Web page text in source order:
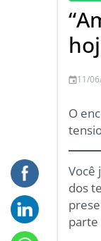
11/
O
Você
dos
parte